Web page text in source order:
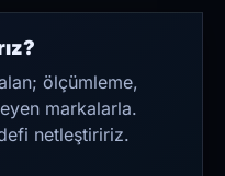
ölçümleme,
markalarla.
netleştiririz.